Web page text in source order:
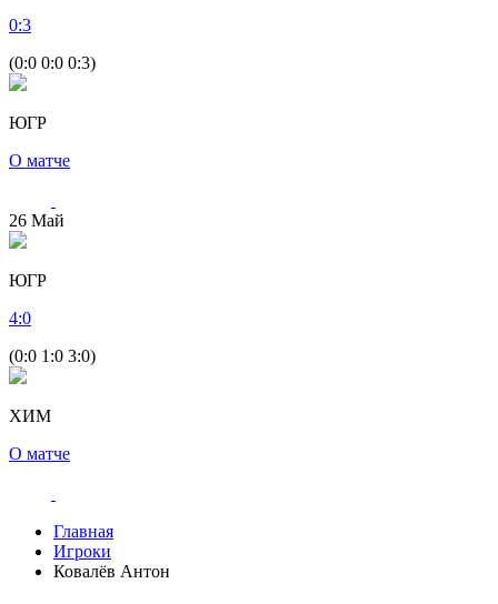
0:3
(0:0 0:0 0:3)
ЮГР
О матче
26 Май
ЮГР
4:0
(0:0 1:0 3:0)
ХИМ
О матче
Главная
Игроки
Ковалёв Антон